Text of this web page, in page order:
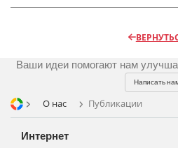
Ваши идеи помогают нам
Написать
О нас Публикации
Интернет
OOH
Аудио и звукозапись